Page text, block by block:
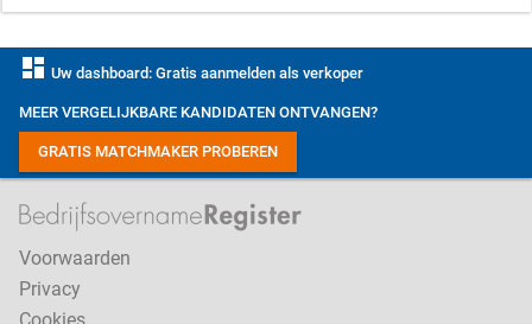
dashboard Uw dashboard: Gratis aanmelden als verkoper
MEER VERGELIJKBARE KANDIDATEN ONTVANGEN?
GRATIS MATCHMAKER PROBEREN
Voorwaarden
Privacy